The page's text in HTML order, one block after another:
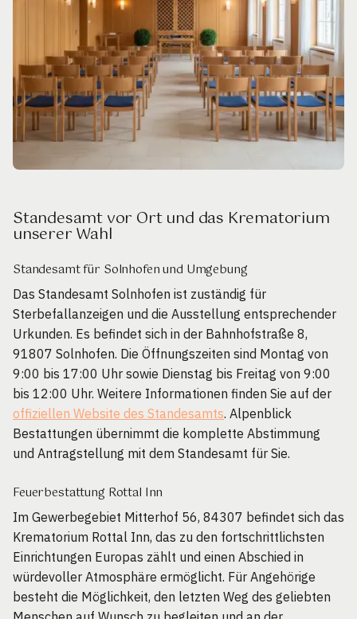
Standesamt vor Ort und das Krematorium
unserer Wahl
Standesamt für Solnhofen und Umgebung
Das Standesamt Solnhofen ist zuständig für
Sterbefallanzeigen und die Ausstellung entsprechender
Urkunden. Es befindet sich in der Bahnhofstraße 8,
91807 Solnhofen. Die Öffnungszeiten sind Montag von
9:00 bis 17:00 Uhr sowie Dienstag bis Freitag von 9:00
bis 12:00 Uhr. Weitere Informationen finden Sie auf der
offiziellen Website des Standesamts. Alpenblick
Bestattungen übernimmt die komplette Abstimmung
und Antragstellung mit dem Standesamt für Sie.
Feuerbestattung Rottal Inn
Im Gewerbegebiet Mitterhof 56, 84307 befindet sich das
Krematorium Rottal Inn, das zu den fortschrittlichsten
Einrichtungen Europas zählt und einen Abschied in
würdevoller Atmosphäre ermöglicht. Für Angehörige
besteht die Möglichkeit, den letzten Weg des geliebten